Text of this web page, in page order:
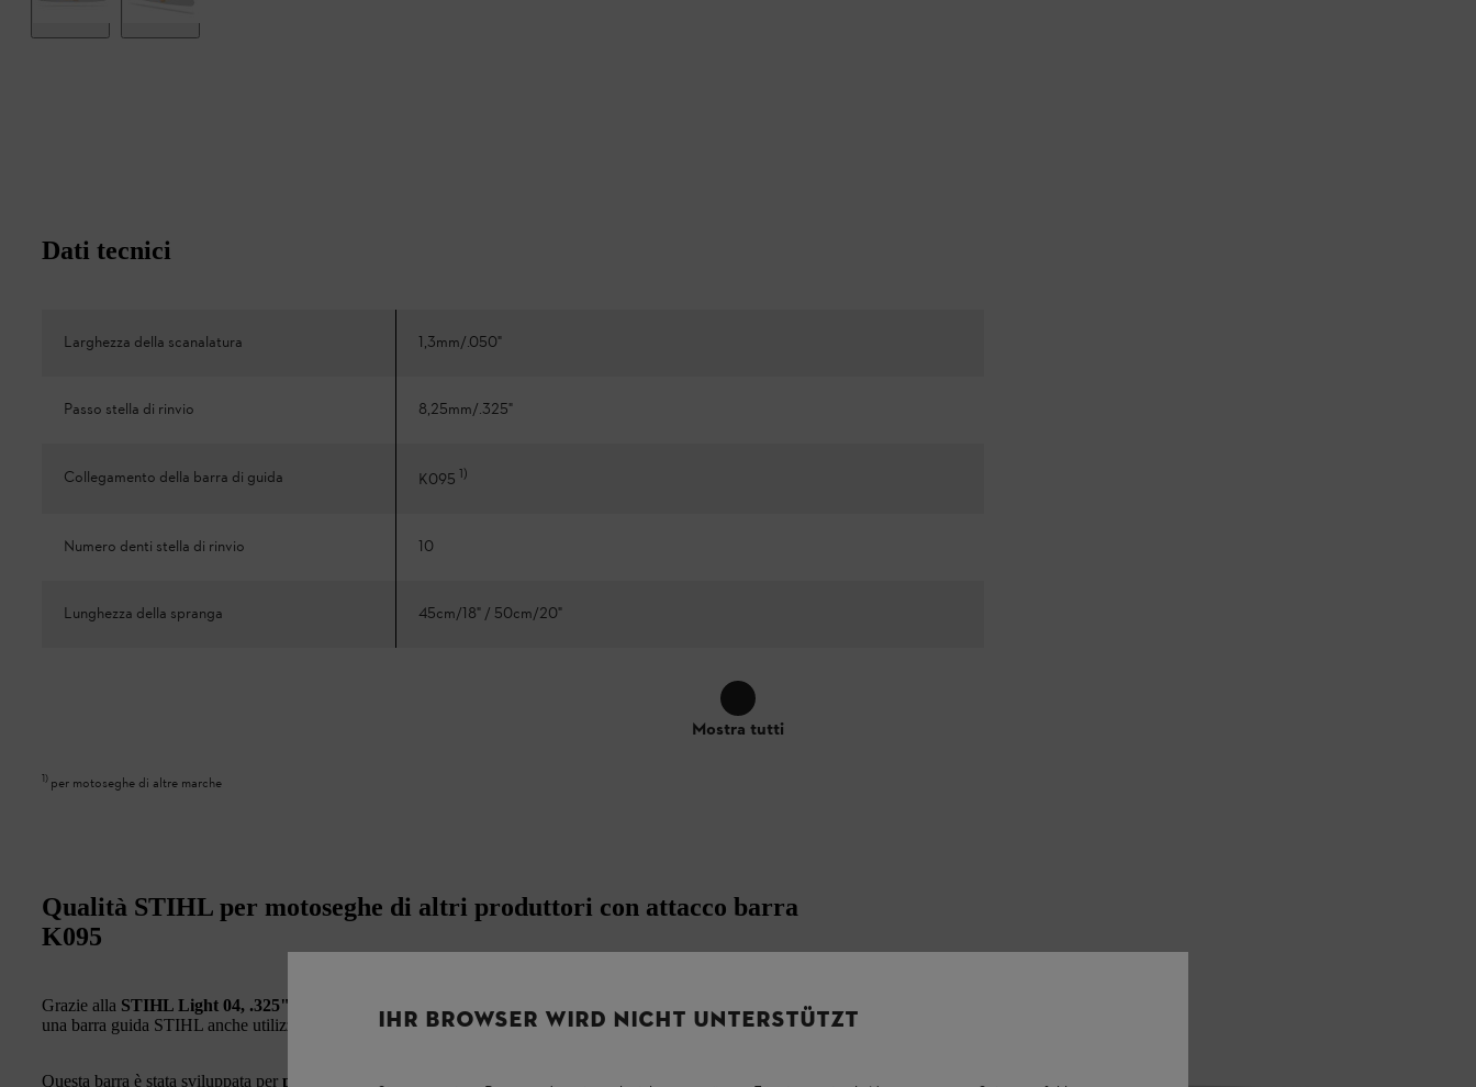
Dati tecnici
Larghezza della scanalatura 1,3mm/.050"
Passo stella di rinvio 8,25mm/.325"
Collegamento della barra di guida K095 1)
Numero denti stella di rinvio 10
Lunghezza della spranga 45cm/18" / 50cm/20"
Mostra tutti
1) per motoseghe di altre marche
Qualità STIHL per motoseghe di altri produttori con attacco barra
K095
Grazie alla STIHL Light 04, .325", 1,3 mm con attacco barra K095
, puoi beneficiare dei vantaggi tangibili di
una barra guida STIHL anche utilizzando una motosega di un altro produttore.
Questa barra è stata sviluppata per professionisti del settore forestale e agricolo
IHR BROWSER WIRD NICHT UNTERSTÜTZT